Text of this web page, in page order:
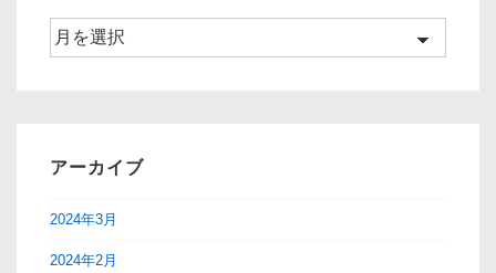
ア
アーカイブ
2024年3月
2024年2月